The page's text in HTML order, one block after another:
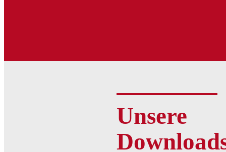
Unsere